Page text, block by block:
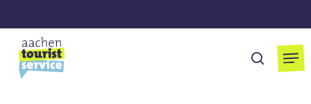
to
main
content